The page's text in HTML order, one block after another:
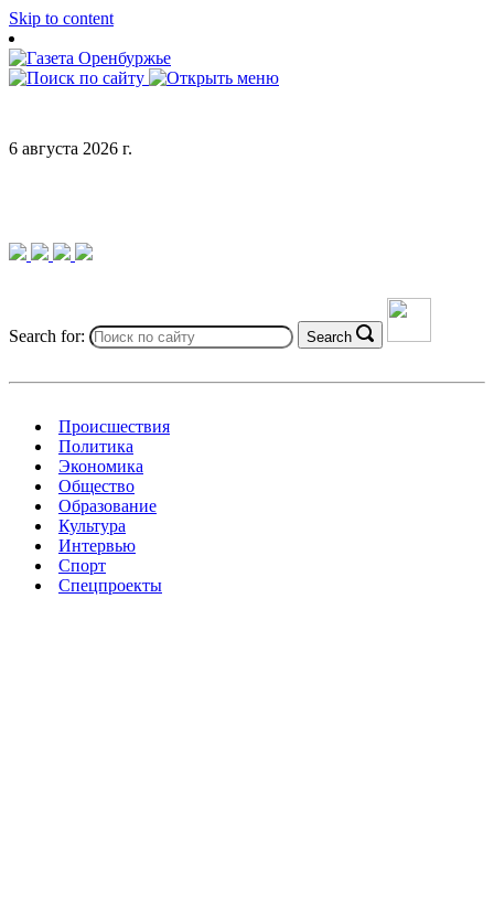
Skip to content
6 августа 2026 г.
Search for: Search
Происшествия
Политика
Экономика
Общество
Образование
Культура
Интервью
Спорт
Спецпроекты